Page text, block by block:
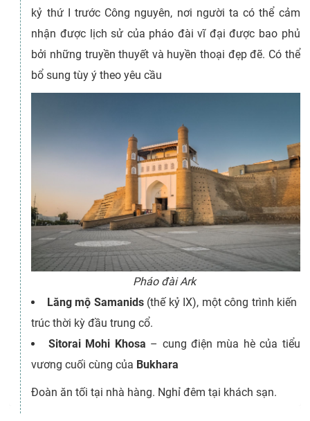
kỷ thứ I trước Công nguyên, nơi người ta có thể cảm
nhận được lịch sử của pháo đài vĩ đại được bao phủ
bởi những truyền thuyết và huyền thoại đẹp đẽ. Có thể
bổ sung tùy ý theo yêu cầu
Pháo đài Ark
Lăng mộ Samanids(thế kỷ IX), một công trình kiến ​​
trúc thời kỳ đầu trung cổ.
Sitorai Mohi Khosa – cung điện mùa hè của tiểu
vương cuối cùng của Bukhara
Đoàn ăn tối tại nhà hàng. Nghỉ đêm tại khách sạn.